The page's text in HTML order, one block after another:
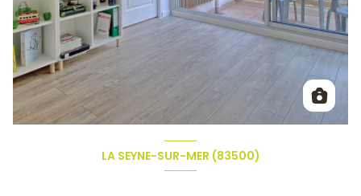
LA SEYNE-SUR-MER (83500)